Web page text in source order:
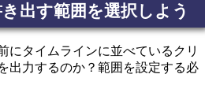
出す範囲を選択しよう
にタイムラインに並べているクリ
出力するのか？範囲を設定する必